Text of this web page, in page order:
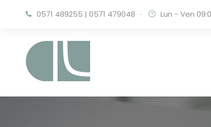
0571 489255 | 0571 479048 · Lun - Ven